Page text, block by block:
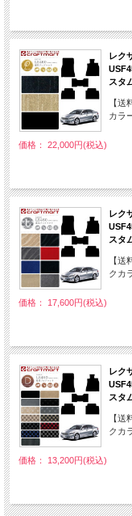
レク
スタ
【
カラ
価格： 22,000円(税込)
レク
スタ
【
クカ
価格： 17,600円(税込)
レク
スタ
【
クカ
価格： 13,200円(税込)